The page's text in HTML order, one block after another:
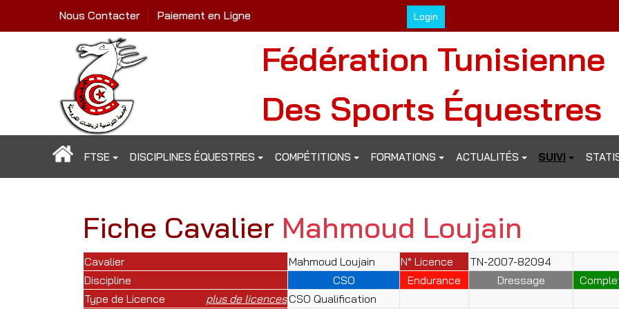
Login
Nous Contacter Paiement en Ligne
Fédération Tunisienne
Des Sports Équestres
FTSE DISCIPLINES ÉQUESTRES COMPÉTITIONS FORMATIONS ACTUALITÉS SUIVI
Fiche Cavalier Mahmoud Loujain
Cavalier Mahmoud Loujain N° Licence
TN-2007-82094
Discipline
CSO Endurance Dressage
Type de Licence
plus de licencesCSO Qualification